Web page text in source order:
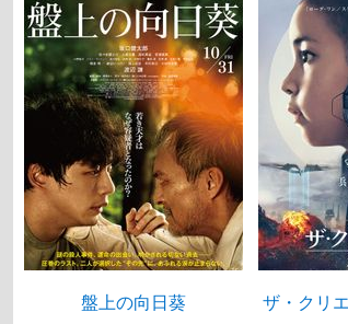
盤上の向日葵 ザ・クリ